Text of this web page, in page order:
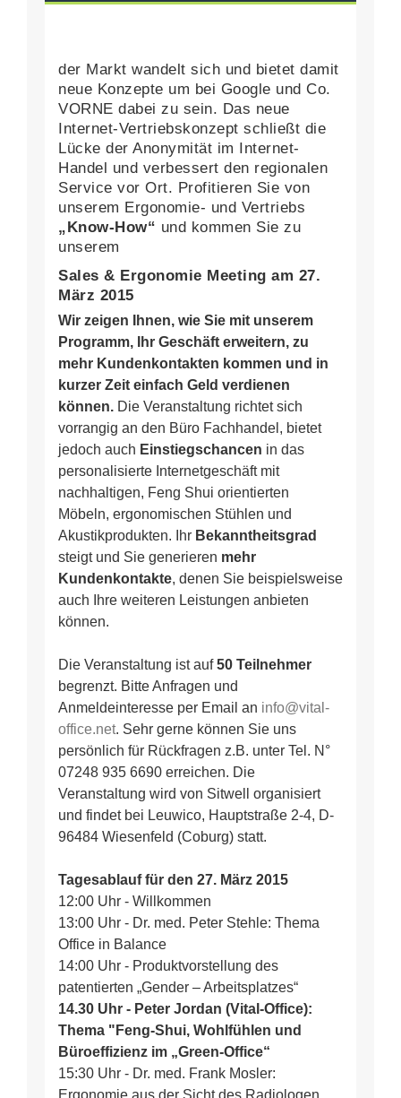
der Markt wandelt sich und bietet damit
neue Konzepte um bei Google und Co.
VORNE dabei zu sein. Das neue
Internet-Vertriebskonzept schließt die
Lücke der Anonymität im Internet-
Handel und verbessert den regionalen
Service vor Ort. Profitieren Sie von
unserem Ergonomie- und Vertriebs
„Know-How“ und kommen Sie zu
unserem
Sales & Ergonomie Meeting am 27.
März 2015
Wir zeigen Ihnen, wie Sie mit unserem
Programm, Ihr Geschäft erweitern, zu
mehr Kundenkontakten kommen und in
kurzer Zeit einfach Geld verdienen
können. Die Veranstaltung richtet sich
vorrangig an den Büro Fachhandel, bietet
jedoch auch Einstiegschancen in das
personalisierte Internetgeschäft mit
nachhaltigen, Feng Shui orientierten
Möbeln, ergonomischen Stühlen und
Akustikprodukten. Ihr Bekanntheitsgrad
steigt und Sie generieren mehr
Kundenkontakte, denen Sie beispielsweise
auch Ihre weiteren Leistungen anbieten
können.
Die Veranstaltung ist auf50 Teilnehmer
begrenzt. Bitte Anfragen und
Anmeldeinteresse per Email an info@vital-
office.net. Sehr gerne können Sie uns
persönlich für Rückfragen z.B. unter Tel. N°
07248 935 6690 erreichen. Die
Veranstaltung wird von Sitwell organisiert
und findet bei Leuwico, Hauptstraße 2-4, D-
96484 Wiesenfeld (Coburg) statt.
Tagesablauf für den 27. März 2015
12:00 Uhr - Willkommen
13:00 Uhr - Dr. med. Peter Stehle: Thema
Office in Balance
14:00 Uhr - Produktvorstellung des
patentierten „Gender – Arbeitsplatzes“
14.30 Uhr - Peter Jordan (Vital-Office):
Thema "Feng-Shui, Wohlfühlen und
Büroeffizienz im „Green-Office“
15:30 Uhr - Dr. med. Frank Mosler:
Ergonomie aus der Sicht des Radiologen